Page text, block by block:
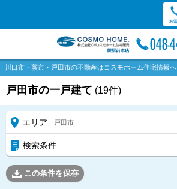
川口市・蕨市・戸田市の不動産はコスモホーム住宅情報へ
戸田市の一戸建て (19件)
エリア 戸田市
検索条件
この条件を保存